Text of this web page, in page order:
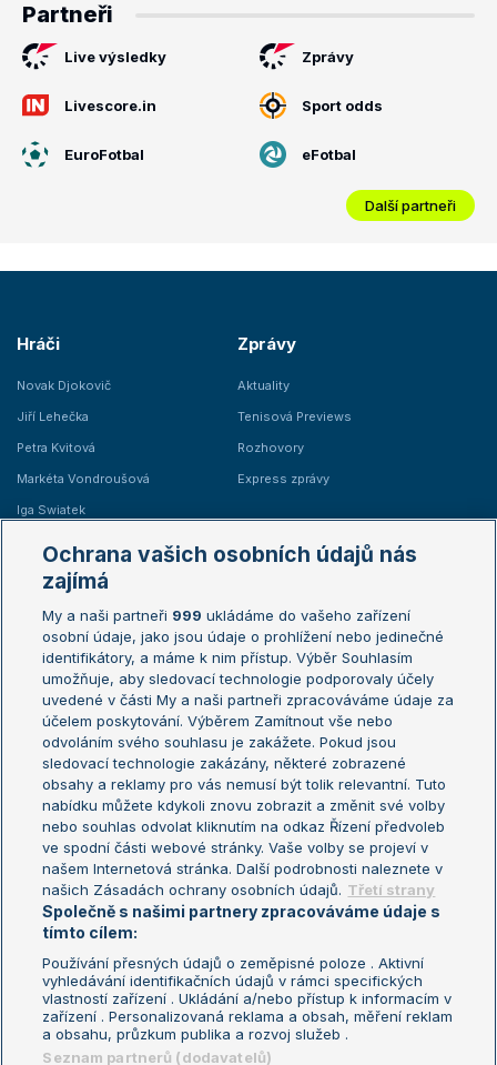
Partneři
Live výsledky Zprávy
Livescore.in Sport odds
EuroFotbal eFotbal
Další partneři
Hráči
Novak Djokovič
Jiří Lehečka
Petra Kvitová
Markéta Vondroušová
Iga Swiatek
Zprávy
Aktuality
Tenisová Previews
Rozhovory
Express zprávy
Žebříčky
Žebříček ATP (muži)
Žebříček WTA (ženy)
Sázkařský žebříček
Australian Open
French Open
Wimbledon
US Open
Turnaj mistrů
Turnaj mistryň
Aktualní trendy
Fotbalové přestupy
Livesport Daily
LS Prague Open
Podmínky užití
Nastavení soukromí
GDPR a žurnalistika
Reklama
Kontakt
Informace o zpracování osobních
údajů
Ochrana vašich osobních údajů nás
zajímá
My a naši partneři 999 ukládáme do vašeho zařízení
osobní údaje, jako jsou údaje o prohlížení nebo jedinečné
identifikátory, a máme k nim přístup. Výběr Souhlasím
umožňuje, aby sledovací technologie podporovaly účely
uvedené v části My a naši partneři zpracováváme údaje za
účelem poskytování. Výběrem Zamítnout vše nebo
odvoláním svého souhlasu je zakážete. Pokud jsou
sledovací technologie zakázány, některé zobrazené
obsahy a reklamy pro vás nemusí být tolik relevantní. Tuto
nabídku můžete kdykoli znovu zobrazit a změnit své volby
nebo souhlas odvolat kliknutím na odkaz Řízení předvoleb
ve spodní části webové stránky. Vaše volby se projeví v
našem Internetová stránka. Další podrobnosti naleznete v
našich Zásadách ochrany osobních údajů. Třetí strany
Společně s našimi partnery zpracováváme údaje s
tímto cílem:
Používání přesných údajů o zeměpisné poloze . Aktivní
vyhledávání identifikačních údajů v rámci specifických
vlastností zařízení . Ukládání a/nebo přístup k informacím v
zařízení . Personalizovaná reklama a obsah, měření reklam
a obsahu, průzkum publika a rozvoj služeb .
Seznam partnerů (dodavatelů)